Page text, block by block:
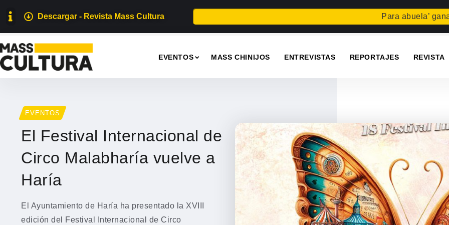
Descargar - Revista Mass Cultura Para abuela’ gana el
EVENTOS MASS CHINIJOS ENTREVISTAS REPORTAJES REVISTA
EVENTOS
El Festival Internacional de
Circo Malabharía vuelve a
Haría
El Ayuntamiento de Haría ha presentado la XVIII
edición del Festival Internacional de Circo